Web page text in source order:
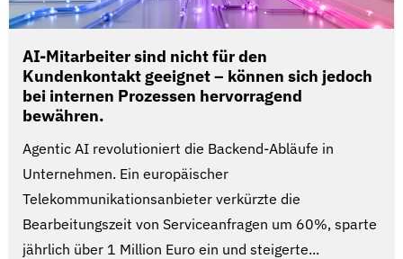
AI-Mitarbeiter sind nicht für den
Kundenkontakt geeignet – können sich jedoch
bei internen Prozessen hervorragend
bewähren.
Agentic AI revolutioniert die Backend-Abläufe in
Unternehmen. Ein europäischer
Telekommunikationsanbieter verkürzte die
Bearbeitungszeit von Serviceanfragen um 60%, sparte
jährlich über 1 Million Euro ein und steigerte...